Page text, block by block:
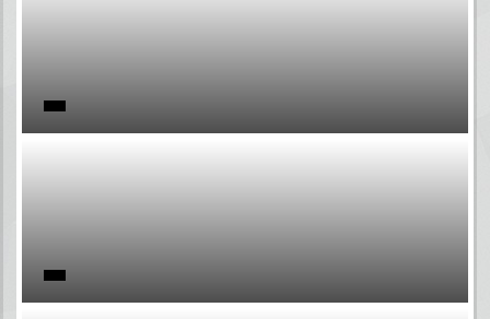
Por favor, aguarde...